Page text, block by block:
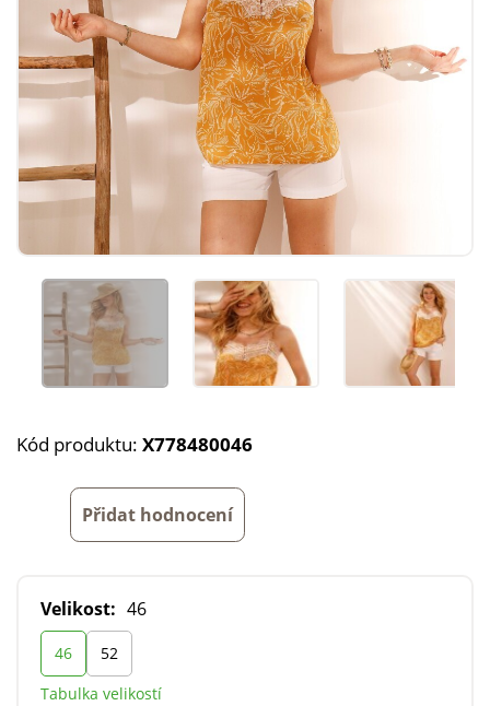
Kód produktu: X778480046
Přidat hodnocení
Velikost: 46
46
52
Tabulka velikostí